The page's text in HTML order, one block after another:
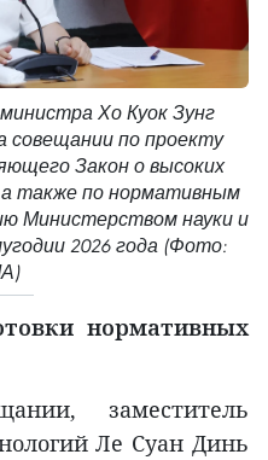
Хо Куок Зунг
совещании по проекту
Закон о высоких
а также по нормативным
Министерством науки и
2026 года (Фото:
нормативных
заместитель
Ле Суан Динь